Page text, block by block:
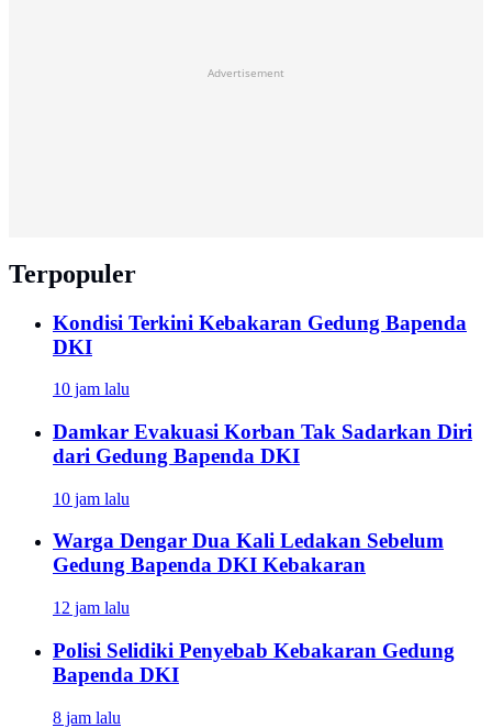
Advertisement
Terpopuler
Kondisi Terkini Kebakaran Gedung Bapenda
DKI
10 jam lalu
Damkar Evakuasi Korban Tak Sadarkan Diri
dari Gedung Bapenda DKI
10 jam lalu
Warga Dengar Dua Kali Ledakan Sebelum
Gedung Bapenda DKI Kebakaran
12 jam lalu
Polisi Selidiki Penyebab Kebakaran Gedung
Bapenda DKI
8 jam lalu